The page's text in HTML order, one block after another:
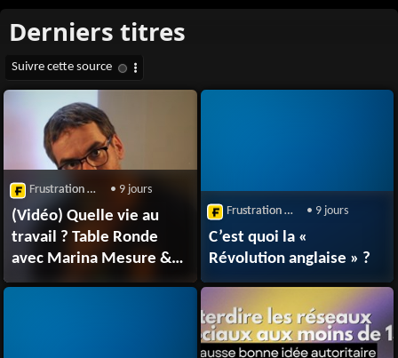
Frustration Magazine • 9 jours
(Vidéo) Quelle vie au
travail ? Table Ronde
avec Marina Mesure &
Guillaume
Frustration Magazine • 9 jours
C’est quoi la «
Révolution anglaise » ?